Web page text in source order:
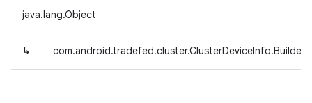
java.lang.Object
↳ com.android.tradefed.cluster.ClusterDeviceInfo.Builder